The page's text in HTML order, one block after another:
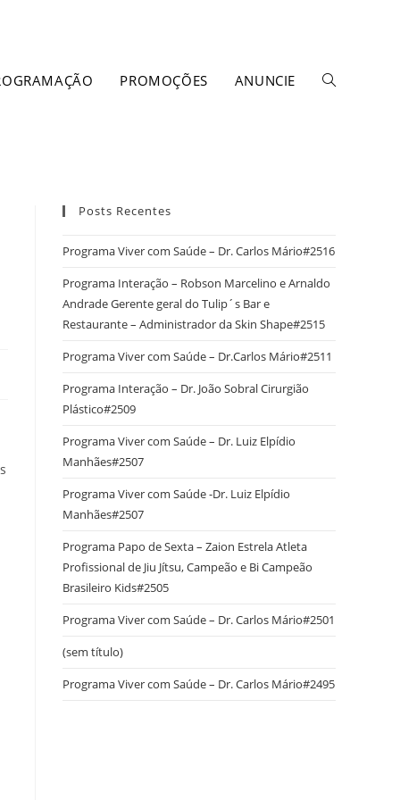
PROMOÇÕES ANUNCIE
Posts Recentes
Programa Viver com Saúde – Dr. Carlos Mário#2516
Programa Interação – Robson Marcelino e Arnaldo
Andrade Gerente geral do Tulip´s Bar e
Restaurante – Administrador da Skin Shape#2515
Programa Viver com Saúde – Dr.Carlos Mário#2511
Programa Interação – Dr. João Sobral Cirurgião
Plástico#2509
Programa Viver com Saúde – Dr. Luiz Elpídio
Manhães#2507
Programa Viver com Saúde -Dr. Luiz Elpídio
Manhães#2507
Programa Papo de Sexta – Zaion Estrela Atleta
Profissional de Jiu Jítsu, Campeão e Bi Campeão
Brasileiro Kids#2505
Programa Viver com Saúde – Dr. Carlos Mário#2501
(sem título)
Programa Viver com Saúde – Dr. Carlos Mário#2495